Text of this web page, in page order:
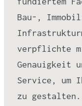
Bau-,
verpflichte
Genauigkeit
Service, um
zu